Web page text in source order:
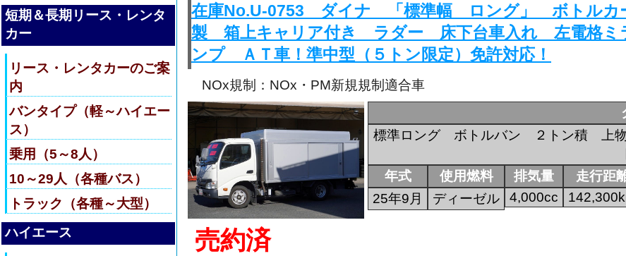
短期＆長期リース・レンタ
カー
リース・レンタカーのご案
内
バンタイプ（軽～ハイエー
ス）
乗用（5～8人）
10～29人（各種バス）
トラック（各種～大型）
ハイエース
在庫No.U-0753 ダイナ 「標準幅 ロング」 ボトルカ
製 箱上キャリア付き ラダー 床下台車入れ 左電格
ンプ ＡＴ車！準中型（５トン限定）免許対応！
NOx規制：NOx・PM新規規制適合車
売約済
標準ロング ボトルバン ２トン積 上
年式
25年9月
使用燃料
ディーゼル
排気量
4,000cc
走行距